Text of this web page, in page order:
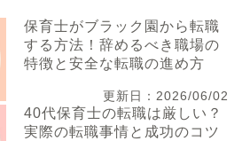
保育士がブラック園から転職
する方法！辞めるべき職場の
特徴と安全な転職の進め方
更新日：2026/06/02
40代保育士の転職は厳しい？
実際の転職事情と成功のコツ